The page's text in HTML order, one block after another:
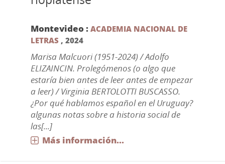
Montevideo : ACADEMIA NACIONAL DE
LETRAS , 2024
Marisa Malcuori (1951-2024) / Adolfo
ELIZAINCIN. Prolegómenos (o algo que
estaría bien antes de leer antes de empezar
a leer) / Virginia BERTOLOTTI BUSCASSO.
¿Por qué hablamos español en el Uruguay?
algunas notas sobre a historia social de
las[...]
Más información...